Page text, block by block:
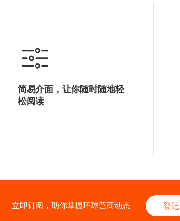
简易介面，让你随时随地轻
松阅读
立即订阅，助你掌握环球营商动态 登记